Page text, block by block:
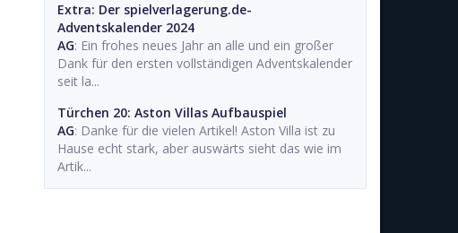
Extra: Der spielverlagerung.de-
Adventskalender 2024
AG: Ein frohes neues Jahr an alle und ein großer
Dank für den ersten vollständigen Adventskalender
seit la...
Türchen 20: Aston Villas Aufbauspiel
AG: Danke für die vielen Artikel! Aston Villa ist zu
Hause echt stark, aber auswärts sieht das wie im
Artik...